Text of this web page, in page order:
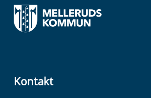
Kontakt